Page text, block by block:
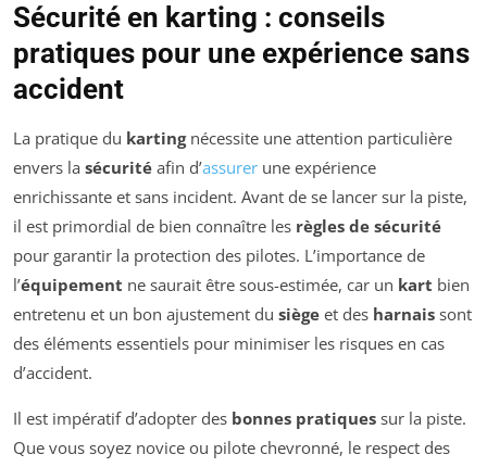
Sécurité en karting : conseils
pratiques pour une expérience sans
accident
La pratique du kartingnécessite une attention particulière
envers la sécurité afin d’assurer une expérience
enrichissante et sans incident. Avant de se lancer sur la piste,
il est primordial de bien connaître les règles de sécurité
pour garantir la protection des pilotes. L’importance de
l’équipement ne saurait être sous-estimée, car un kart bien
entretenu et un bon ajustement du siège et des harnais sont
des éléments essentiels pour minimiser les risques en cas
d’accident.
Il est impératif d’adopter des bonnes pratiques sur la piste.
Que vous soyez novice ou pilote chevronné, le respect des